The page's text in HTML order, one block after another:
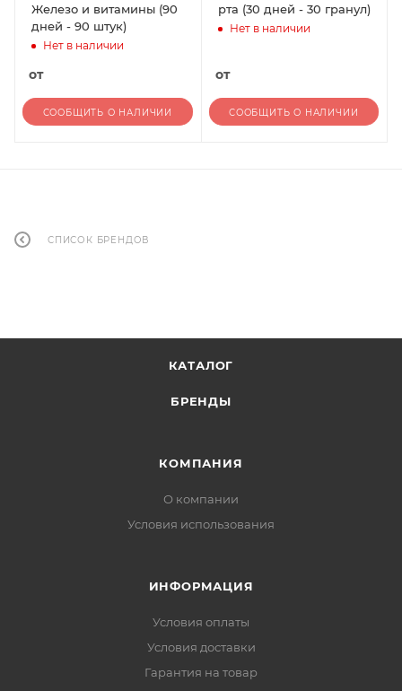
Железо и витамины (90
дней - 90 штук)
Нет в наличии
от
СООБЩИТЬ О НАЛИЧИИ
рта (30 дней - 30 гранул)
Нет в наличии
от
СООБЩИТЬ О НАЛИЧИИ
СПИСОК БРЕНДОВ
КАТАЛОГ
БРЕНДЫ
КОМПАНИЯ
О компании
Условия использования
ИНФОРМАЦИЯ
Условия оплаты
Условия доставки
Гарантия на товар